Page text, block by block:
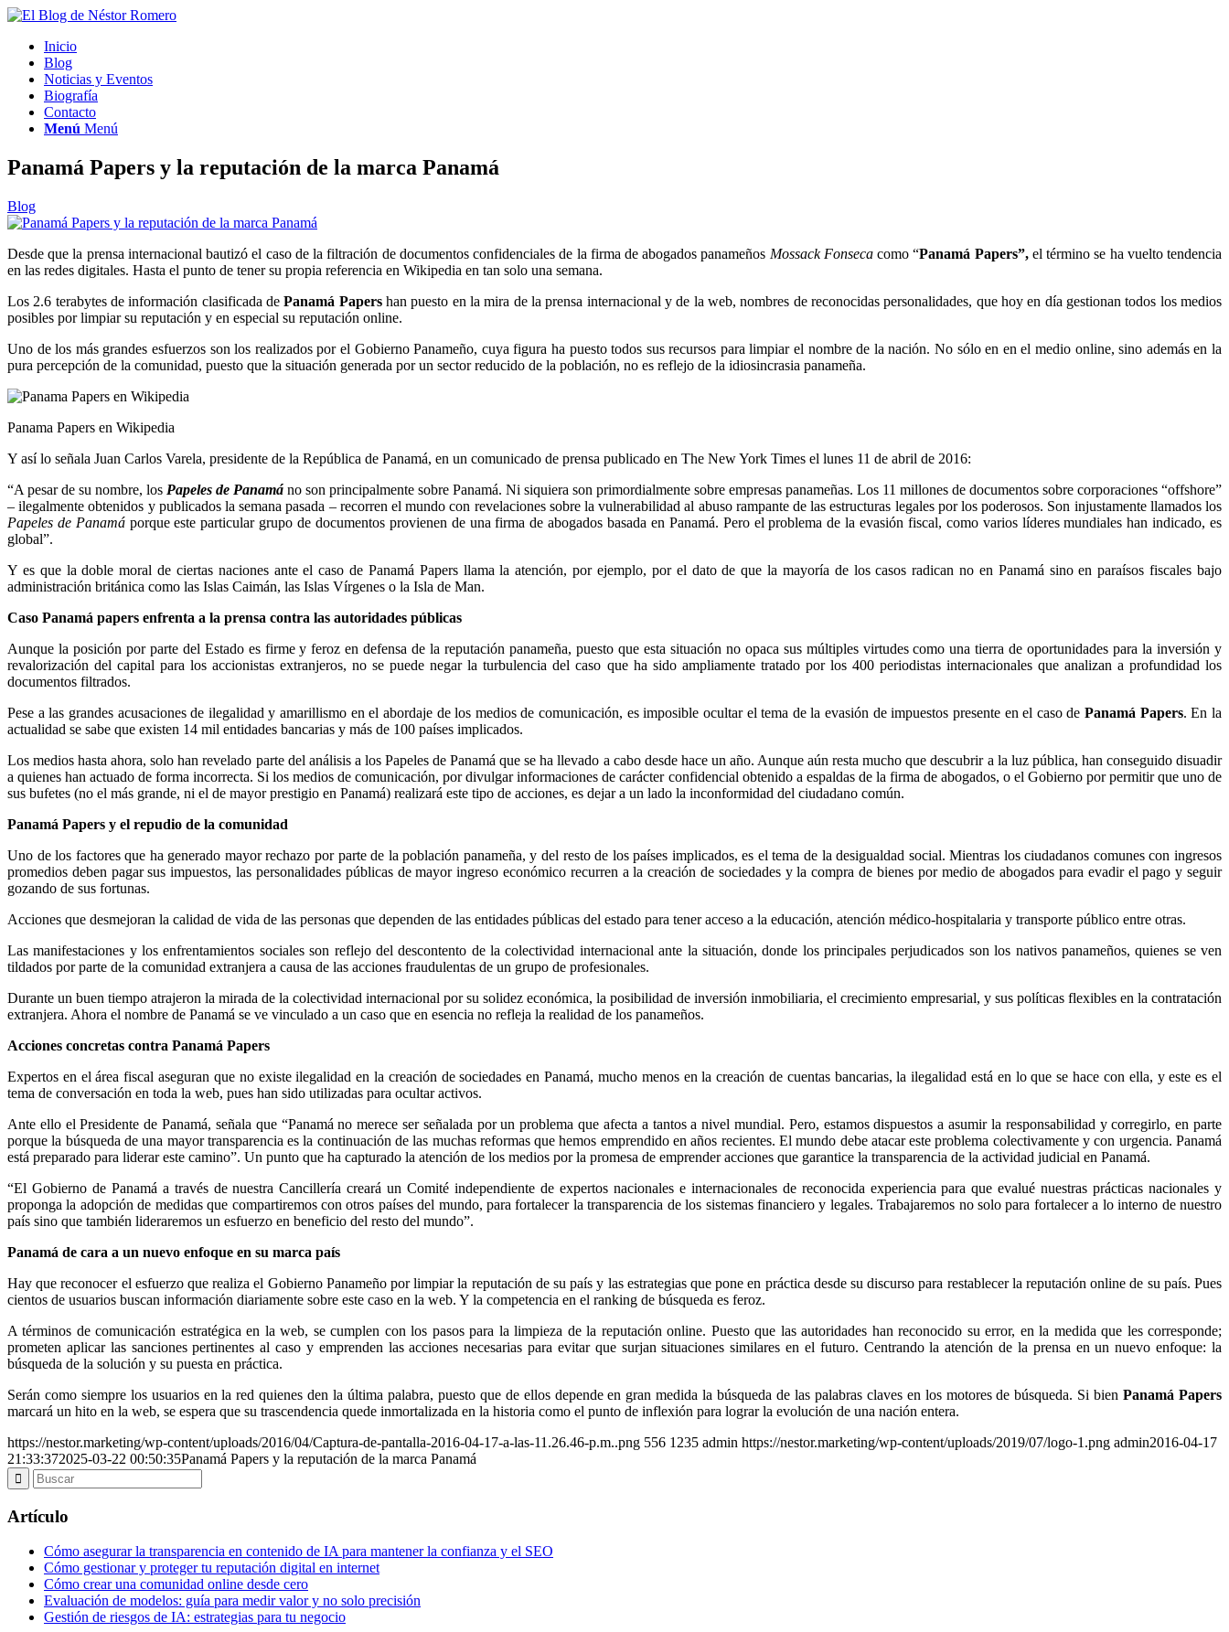
Inicio
Blog
Noticias y Eventos
Biografía
Contacto
Menú Menú
Panamá Papers y la reputación de la marca Panamá
Blog
Desde que la prensa internacional bautizó el caso de la filtración de documentos confidenciales de la firma de abogados panameños Mossack Fonsecacomo “Panamá Papers”,el término se ha vuelto tendencia
en las redes digitales. Hasta el punto de tener su propia referencia en Wikipedia en tan solo una semana.
Los 2.6 terabytes de información clasificada dePanamá Papershan puesto en la mira de la prensa internacional y de la web, nombres de reconocidas personalidades, que hoy en día gestionan todos los medios
posibles por limpiar su reputación y en especial su reputación online.
Uno de los más grandes esfuerzos son los realizados por el Gobierno Panameño, cuya figura ha puesto todos sus recursos para limpiar el nombre de la nación. No sólo en en el medio online, sino además en la
pura percepción de la comunidad, puesto que la situación generada por un sector reducido de la población, no es reflejo de la idiosincrasia panameña.
Panama Papers en Wikipedia
Y así lo señala Juan Carlos Varela, presidente de la República de Panamá, en un comunicado de prensa publicado en The New York Times el lunes 11 de abril de 2016:
“A pesar de su nombre, los Papeles de Panamá no son principalmente sobre Panamá. Ni siquiera son primordialmente sobre empresas panameñas. Los 11 millones de documentos sobre corporaciones “offshore”
– ilegalmente obtenidos y publicados la semana pasada – recorren el mundo con revelaciones sobre la vulnerabilidad al abuso rampante de las estructuras legales por los poderosos. Son injustamente llamados los
Papeles de Panamáporque este particular grupo de documentos provienen de una firma de abogados basada en Panamá. Pero el problema de la evasión fiscal, como varios líderes mundiales han indicado, es
global”.
Y es que la doble moral de ciertas naciones ante el caso de Panamá Papers llama la atención, por ejemplo, por el dato de quela mayoría de los casos radican no en Panamá sino en paraísos fiscales bajo
administración británica como las Islas Caimán, las Islas Vírgenes o la Isla de Man.
Caso Panamá papers enfrenta a la prensa contra las autoridades públicas
Aunque la posición por parte del Estado es firme y feroz en defensa de la reputación panameña, puesto que esta situación no opaca sus múltiples virtudes como una tierra de oportunidades para la inversión y
revalorización del capital para los accionistas extranjeros, no se puede negar la turbulencia del caso que ha sido ampliamente tratado por los 400 periodistas internacionales que analizan a profundidad los
documentos filtrados.
Pese a las grandes acusaciones de ilegalidad y amarillismo en el abordaje de los medios de comunicación, es imposible ocultar el tema de la evasión de impuestos presente en el caso dePanamá Papers. En la
actualidad se sabe que existen 14 mil entidades bancarias y más de 100 países implicados.
Los medios hasta ahora, solo han revelado parte del análisis a los Papeles de Panamá que se ha llevado a cabo desde hace un año. Aunque aún resta mucho que descubrir a la luz pública, han conseguido disuadir
a quienes han actuado de forma incorrecta. Si los medios de comunicación, por divulgar informaciones de carácter confidencial obtenido a espaldas de la firma de abogados, o el Gobierno por permitir que uno de
sus bufetes (no el más grande, ni el de mayor prestigio en Panamá) realizará este tipo de acciones, es dejar a un lado la inconformidad del ciudadano común.
Panamá Papers y el repudio de la comunidad
Uno de los factores que ha generado mayor rechazo por parte de la población panameña, y del resto de los países implicados, es el tema de la desigualdad social. Mientras los ciudadanos comunes con ingresos
promedios deben pagar sus impuestos, las personalidades públicas de mayor ingreso económico recurren a la creación de sociedades y la compra de bienes por medio de abogados para evadir el pago y seguir
gozando de sus fortunas.
Acciones que desmejoran la calidad de vida de las personas que dependen de las entidades públicas del estado para tener acceso a la educación, atención médico-hospitalaria y transporte público entre otras.
Las manifestaciones y los enfrentamientos sociales son reflejo del descontento de la colectividad internacional ante la situación, donde los principales perjudicados son los nativos panameños, quienes se ven
tildados por parte de la comunidad extranjera a causa de las acciones fraudulentas de un grupo de profesionales.
Durante un buen tiempo atrajeron la mirada de la colectividad internacional por su solidez económica, la posibilidad de inversión inmobiliaria, el crecimiento empresarial, y sus políticas flexibles en la contratación
extranjera. Ahora el nombre de Panamá se ve vinculado a un caso que en esencia no refleja la realidad de los panameños.
Acciones concretas contra Panamá Papers
Expertos en el área fiscal aseguran que no existe ilegalidad en la creación de sociedades en Panamá, mucho menos en la creación de cuentas bancarias, la ilegalidad está en lo que se hace con ella, y este es el
tema de conversación en toda la web, pues han sido utilizadas para ocultar activos.
Ante ello el Presidente de Panamá, señala que “Panamá no merece ser señalada por un problema que afecta a tantos a nivel mundial. Pero, estamos dispuestos a asumir la responsabilidad y corregirlo, en parte
porque la búsqueda de una mayor transparencia es la continuación de las muchas reformas que hemos emprendido en años recientes. El mundo debe atacar este problema colectivamente y con urgencia. Panamá
está preparado para liderar este camino”. Un punto que ha capturado la atención de los medios por la promesa de emprender acciones que garantice la transparencia de la actividad judicial en Panamá.
“El Gobierno de Panamá a través de nuestra Cancillería creará un Comité independiente de expertos nacionales e internacionales de reconocida experiencia para que evalué nuestras prácticas nacionales y
proponga la adopción de medidas que compartiremos con otros países del mundo, para fortalecer la transparencia de los sistemas financiero y legales. Trabajaremos no solo para fortalecer a lo interno de nuestro
país sino que también lideraremos un esfuerzo en beneficio del resto del mundo”.
Panamá de cara a un nuevo enfoque en su marca país
Hay que reconocer el esfuerzo que realiza el Gobierno Panameño por limpiar la reputación de su país y las estrategias que pone en práctica desde su discurso para restablecer la reputación online de su país. Pues
cientos de usuarios buscan información diariamente sobre este caso en la web. Y la competencia en el ranking de búsqueda es feroz.
A términos de comunicación estratégica en la web, se cumplen con los pasos para la limpieza de la reputación online. Puesto que las autoridades han reconocido su error, en la medida que les corresponde;
prometen aplicar las sanciones pertinentes al caso y emprenden las acciones necesarias para evitar que surjan situaciones similares en el futuro. Centrando la atención de la prensa en un nuevo enfoque: la
búsqueda de la solución y su puesta en práctica.
Serán como siempre los usuarios en la red quienes den la última palabra, puesto que de ellos depende en gran medida la búsqueda de las palabras claves en los motores de búsqueda. Si bienPanamá Papers
marcará un hito en la web, se espera que su trascendencia quede inmortalizada en la historia como el punto de inflexión para lograr la evolución de una nación entera.
https://nestor.marketing/wp-content/uploads/2016/04/Captura-de-pantalla-2016-04-17-a-las-11.26.46-p.m..png 556 1235 admin https://nestor.marketing/wp-content/uploads/2019/07/logo-1.png admin2016-04-17
21:33:372025-03-22 00:50:35Panamá Papers y la reputación de la marca Panamá
Artículo
Cómo asegurar la transparencia en contenido de IA para mantener la confianza y el SEO
Cómo gestionar y proteger tu reputación digital en internet
Cómo crear una comunidad online desde cero
Evaluación de modelos: guía para medir valor y no solo precisión
Gestión de riesgos de IA: estrategias para tu negocio